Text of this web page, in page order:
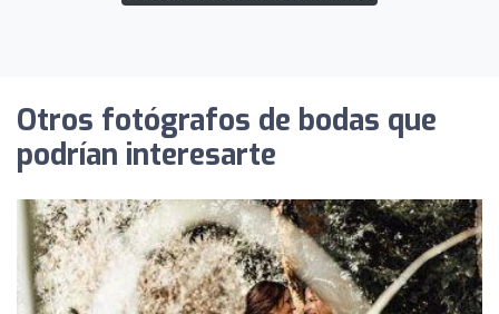
Otros fotógrafos de bodas que
podrían interesarte